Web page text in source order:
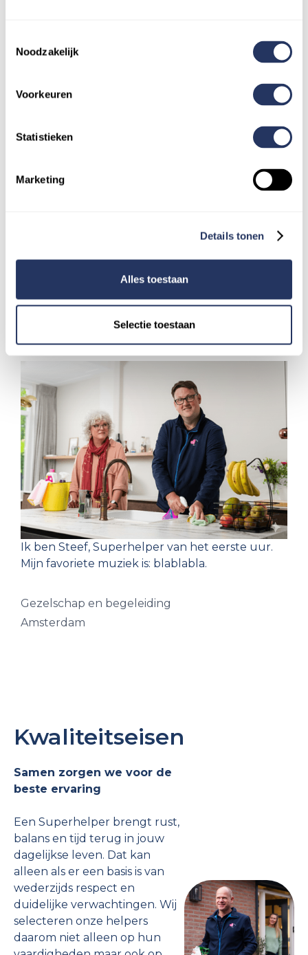
Noodzakelijk
Voorkeuren
Statistieken
Marketing
Details tonen
Alles toestaan
Selectie toestaan
Paul was strafrecht advocaat en nu
Superhelper. Hij maakt nu contact met een
stofzuiger in de hand.
Ik ben Steef, Superhelper van het eerste uur.
Mijn favoriete muziek is: blablabla.
Gezelschap en begeleiding
Amsterdam
Kwaliteitseisen
Samen zorgen we voor de
beste ervaring
Een Superhelper brengt rust,
balans en tijd terug in jouw
dagelijkse leven. Dat kan
alleen als er een basis is van
wederzijds respect en
duidelijke verwachtingen. Wij
selecteren onze helpers
daarom niet alleen op hun